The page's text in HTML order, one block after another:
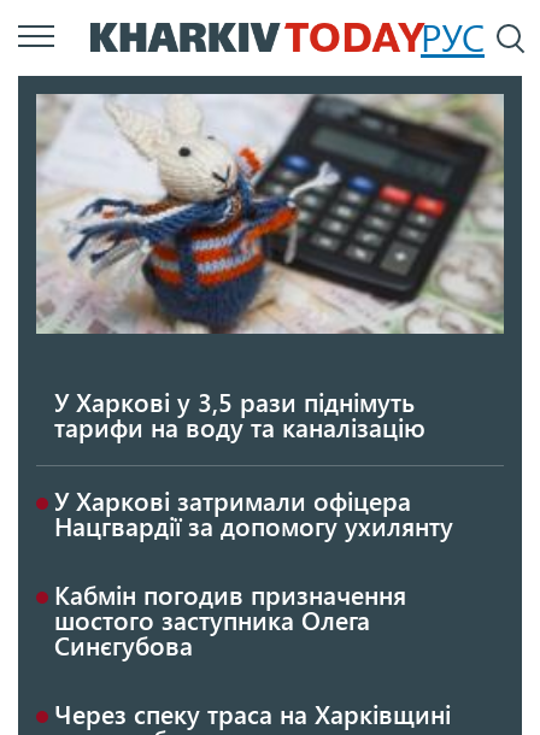
Перейти
до
вмісту
РУС
У Харкові у 3,5 рази піднімуть
тарифи на воду та каналізацію
У Харкові затримали офіцера
Нацгвардії за допомогу ухилянту
Кабмін погодив призначення
шостого заступника Олега
Синєгубова
Через спеку траса на Харківщині